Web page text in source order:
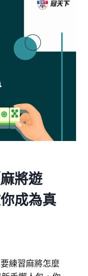
將遊
成為真
練習麻將怎麼